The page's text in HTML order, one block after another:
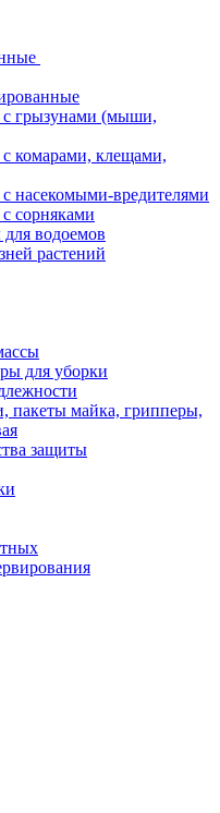
с грызунами (мыши,
комарами, клещами,
насекомыми-вредителями
сорняками
водоемов
растений
для уборки
пакеты майка, грипперы,
защиты